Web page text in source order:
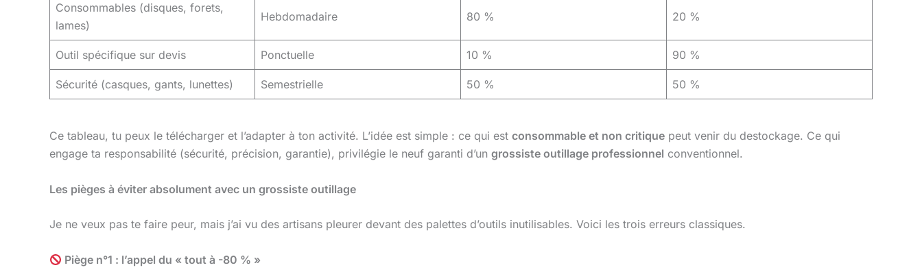
Consommables (disques, forets,
lames)
Hebdomadaire 80 % 20 %
Outil spécifique sur devis Ponctuelle 10 % 90 %
Sécurité (casques, gants, lunettes) Semestrielle 50 % 50 %
Ce tableau, tu peux le télécharger et l’adapter à ton activité. L’idée est simple : ce qui est consommable et non critique peut venir du destockage. Ce qui
engage ta responsabilité (sécurité, précision, garantie), privilégie le neuf garanti d’un grossiste outillage professionnel conventionnel.
Les pièges à éviter absolument avec un grossiste outillage
Je ne veux pas te faire peur, mais j’ai vu des artisans pleurer devant des palettes d’outils inutilisables. Voici les trois erreurs classiques.
Piège n°1 : l’appel du « tout à -80 % »